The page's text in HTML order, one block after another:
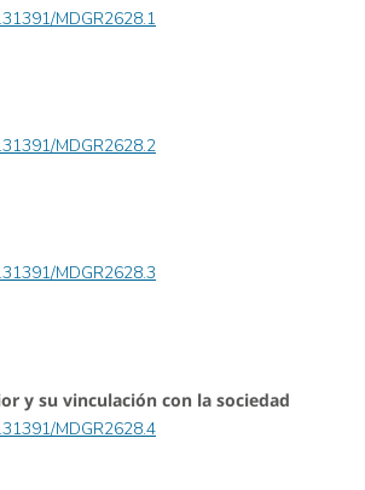
MDGR2628.1
MDGR2628.2
MDGR2628.3
y su vinculación con la sociedad
MDGR2628.4